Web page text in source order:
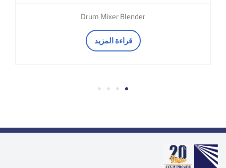
Drum Mixer Blender
قراءة المزيد
1
2
3
4